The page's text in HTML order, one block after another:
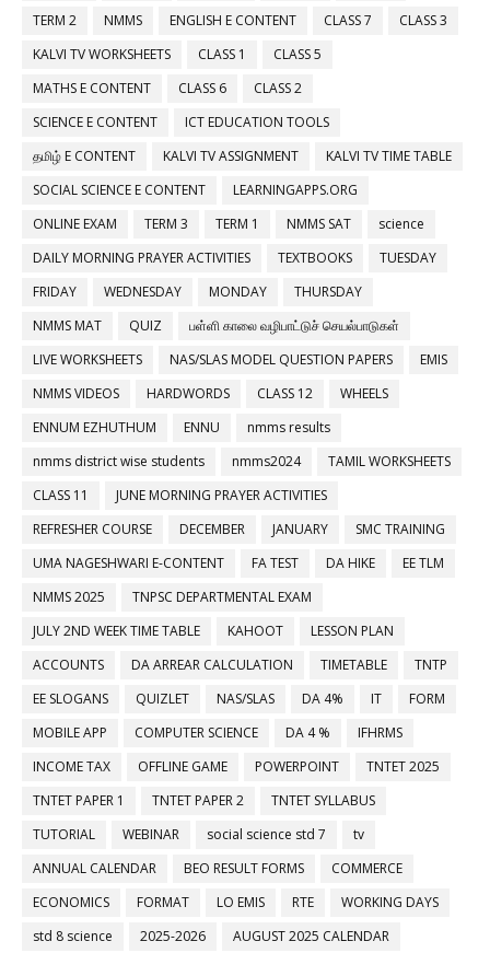
TERM 2 NMMS ENGLISH E CONTENT CLASS 7
CLASS 3
KALVI TV WORKSHEETS
CLASS 1
CLASS 5
MATHS E CONTENT
CLASS 6
CLASS 2
SCIENCE E CONTENT
ICT EDUCATION TOOLS
தமிழ் E CONTENT
KALVI TV ASSIGNMENT
KALVI TV TIME TABLE
SOCIAL SCIENCE E CONTENT
LEARNINGAPPS.ORG
ONLINE EXAM
TERM 3 TERM 1 NMMS SAT
science
DAILY MORNING PRAYER ACTIVITIES
TEXTBOOKS
TUESDAY
FRIDAY
WEDNESDAY MONDAY
THURSDAY
NMMS MAT
QUIZ
பள்ளி காலை வழிபாட்டுச் செயல்பாடுகள்
LIVE WORKSHEETS
NAS/SLAS MODEL QUESTION PAPERS
EMIS
NMMS VIDEOS
HARDWORDS CLASS 12
WHEELS
ENNUM EZHUTHUM
ENNU
nmms results
nmms district wise students
nmms2024
TAMIL WORKSHEETS
CLASS 11
JUNE MORNING PRAYER ACTIVITIES
REFRESHER COURSE
DECEMBER JANUARY
SMC TRAINING
UMA NAGESHWARI E-CONTENT
FA TEST DA HIKE
EE TLM
NMMS 2025
TNPSC DEPARTMENTAL EXAM
JULY 2ND WEEK TIME TABLE
KAHOOT
LESSON PLAN
ACCOUNTS
DA ARREAR CALCULATION TIMETABLE
TNTP
EE SLOGANS
QUIZLET NAS/SLAS DA 4% IT
FORM
MOBILE APP
COMPUTER SCIENCE DA 4 %
IFHRMS
INCOME TAX
OFFLINE GAME POWERPOINT
TNTET 2025
TNTET PAPER 1
TNTET PAPER 2
TNTET SYLLABUS
TUTORIAL
WEBINAR social science std 7
tv
ANNUAL CALENDAR
BEO RESULT FORMS
COMMERCE
ECONOMICS
FORMAT LO EMIS RTE
WORKING DAYS
std 8 science
2025-2026
AUGUST 2025 CALENDAR